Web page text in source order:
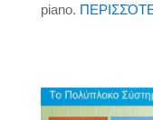
piano.